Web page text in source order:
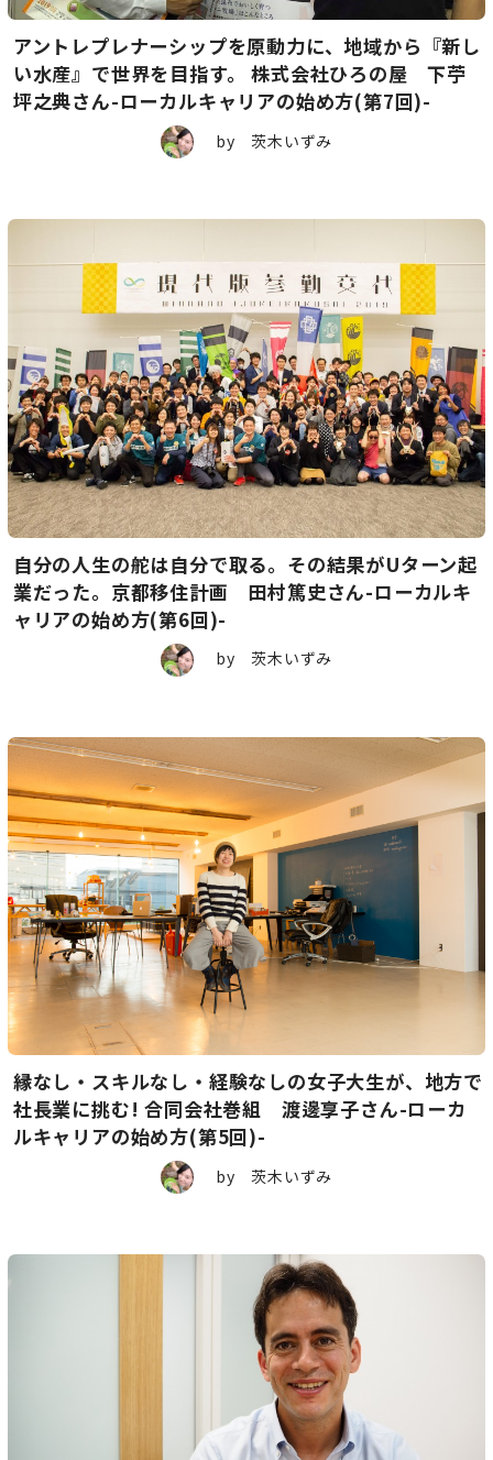
アントレプレナーシップを原動力に、地域から『新し
い水産』で世界を目指す。 株式会社ひろの屋 下苧
坪之典さん-ローカルキャリアの始め方(第7回)-
by 茨木いずみ
自分の人生の舵は自分で取る。その結果がUターン起
業だった。京都移住計画 田村篤史さん-ローカルキ
ャリアの始め方(第6回)-
by 茨木いずみ
縁なし・スキルなし・経験なしの女子大生が、地方で
社長業に挑む! 合同会社巻組 渡邊享子さん-ローカ
ルキャリアの始め方(第5回)-
by 茨木いずみ